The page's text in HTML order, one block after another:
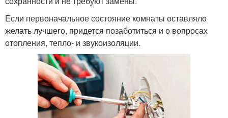
Если первоначальное состояние комнаты оставляло
желать лучшего, придется позаботиться и о вопросах
отопления, тепло- и звукоизоляции.